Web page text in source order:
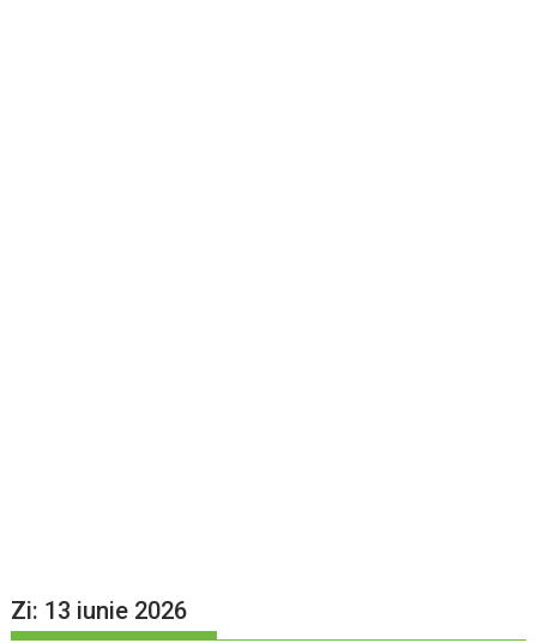
Zi: 13 iunie 2026